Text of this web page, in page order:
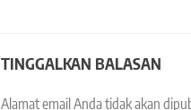
TINGGALKAN BALASAN
Alamat email Anda tidak akan